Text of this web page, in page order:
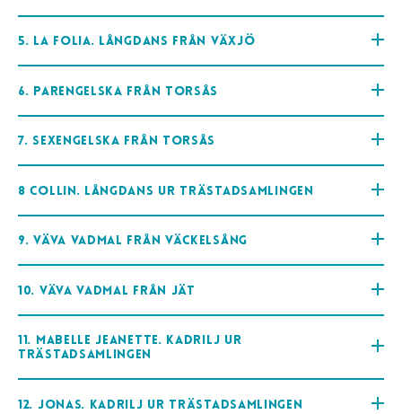
5. La Folia. Långdans från Växjö
6. Parengelska från Torsås
7. Sexengelska från Torsås
8 Collin. Långdans ur Trästadsamlingen
9. Väva vadmal från Väckelsång
10. Väva vadmal från Jät
11. Mabelle Jeanette. Kadrilj ur
Trästadsamlingen
12. Jonas. Kadrilj ur Trästadsamlingen